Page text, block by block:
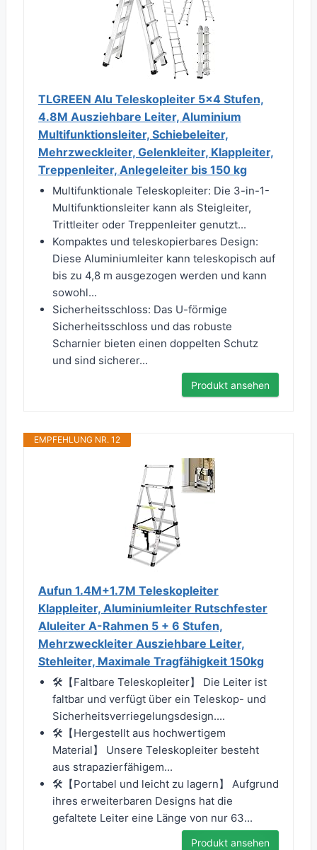
TLGREEN Alu Teleskopleiter 5x4 Stufen,
4.8M Ausziehbare Leiter, Aluminium
Multifunktionsleiter, Schiebeleiter,
Mehrzweckleiter, Gelenkleiter, Klappleiter,
Treppenleiter, Anlegeleiter bis 150 kg
Multifunktionale Teleskopleiter: Die 3-in-1-
Multifunktionsleiter kann als Steigleiter,
Trittleiter oder Treppenleiter genutzt...
Kompaktes und teleskopierbares Design:
Diese Aluminiumleiter kann teleskopisch auf
bis zu 4,8 m ausgezogen werden und kann
sowohl...
Sicherheitsschloss: Das U-förmige
Sicherheitsschloss und das robuste
Scharnier bieten einen doppelten Schutz
und sind sicherer...
Produkt ansehen
EMPFEHLUNG NR. 12
Aufun 1.4M+1.7M Teleskopleiter
Klappleiter, Aluminiumleiter Rutschfester
Aluleiter A-Rahmen 5 + 6 Stufen,
Mehrzweckleiter Ausziehbare Leiter,
Stehleiter, Maximale Tragfähigkeit 150kg
🛠️【Faltbare Teleskopleiter】 Die Leiter ist
faltbar und verfügt über ein Teleskop- und
Sicherheitsverriegelungsdesign....
🛠️【Hergestellt aus hochwertigem
Material】 Unsere Teleskopleiter besteht
aus strapazierfähigem...
🛠️【Portabel und leicht zu lagern】 Aufgrund
ihres erweiterbaren Designs hat die
gefaltete Leiter eine Länge von nur 63...
Produkt ansehen